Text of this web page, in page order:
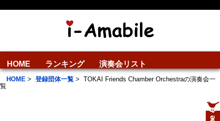
HOME ランキング 演奏会リスト
HOME > 登録団体一覧 > TOKAI Friends Chamber Orchestraの演奏会一
覧